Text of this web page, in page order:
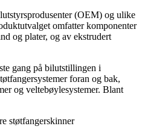
(OEM) og ulike
omfatter komponenter
og plater, og av ekstrudert
gang på bilutstillingen i
foran og bak,
og veltebøylesystemer. Blant
støtfangerskinner